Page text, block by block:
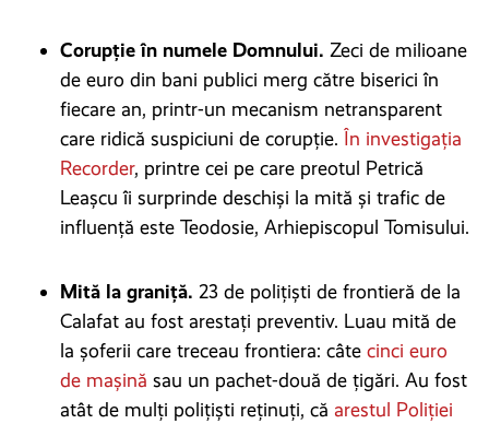
Corupție în numele Domnului. Zeci de milioane
de euro din bani publici merg către biserici în
fiecare an, printr-un mecanism netransparent
care ridică suspiciuni de corupție. În investigația
Recorder, printre cei pe care preotul Petrică
Leașcu îi surprinde deschiși la mită și trafic de
influență este Teodosie, Arhiepiscopul Tomisului.
Mită la graniță. 23 de poliţişti de frontieră de la
Calafat au fost arestați preventiv. Luau mită de
la șoferii care treceau frontiera: câte cinci euro
de mașină sau un pachet-două de țigări. Au fost
atât de mulți polițiști reținuți, că arestul Poliției